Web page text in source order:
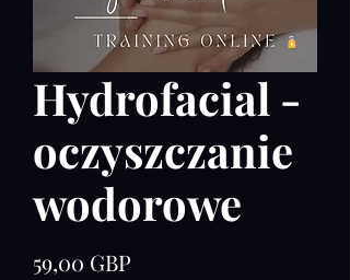
Hydrofacial -
oczyszczanie
wodorowe
59,00 GBP